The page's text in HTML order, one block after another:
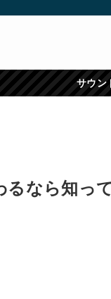
サウン
なら知っ